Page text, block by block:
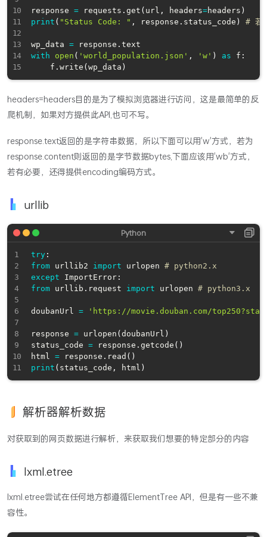
response = requests . get ( url , headers=headers )
print ( "Status Code: " , response . status_code ) # 若
wp_data = response .
with
open ( 'world_population.json' , 'w' ) as f :
    f
. write (wp_data )
headers=headers目的是为了模拟浏览器进行访问，这是最简单的反
爬机制，如果对方提供此API,也可不写。
response.text返回的是字符串数据，所以下面可以用'w'方式，若为
response.content则返回的是字节数据bytes,下面应该用'wb'方式，
若有必要，还得提供encoding编码方式。
urllib
try :
from urllib2 import urlopen # python2.x
except ImportError :
from urllib . request import urlopen # python3.x
doubanUrl = 'https://movie.douban.com/
response = urlopen ( doubanUrl )
status_code = response . getcode ( )
html = response . read ( )
print ( status_code , html )
解析器解析数据
对获取到的网页数据进行解析，来获取我们想要的特定部分的内容
lxml.etree
lxml.etree尝试在任何地方都遵循ElementTree API，但是有一些不兼
容性。